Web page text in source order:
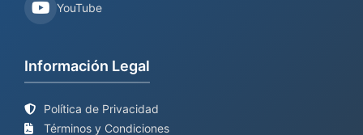
YouTube
Información Legal
Política de Privacidad
Términos y Condiciones